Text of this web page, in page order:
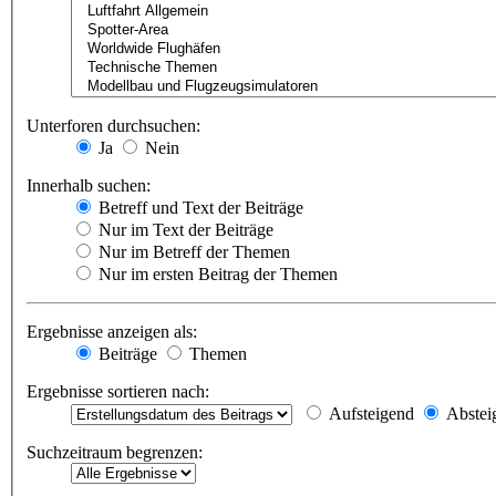
Unterforen durchsuchen:
Ja
Nein
Innerhalb suchen:
Betreff und Text der Beiträge
Nur im Text der Beiträge
Nur im Betreff der Themen
Nur im ersten Beitrag der Themen
Ergebnisse anzeigen als:
Beiträge
Themen
Ergebnisse sortieren nach:
Aufsteigend
Suchzeitraum begrenzen: